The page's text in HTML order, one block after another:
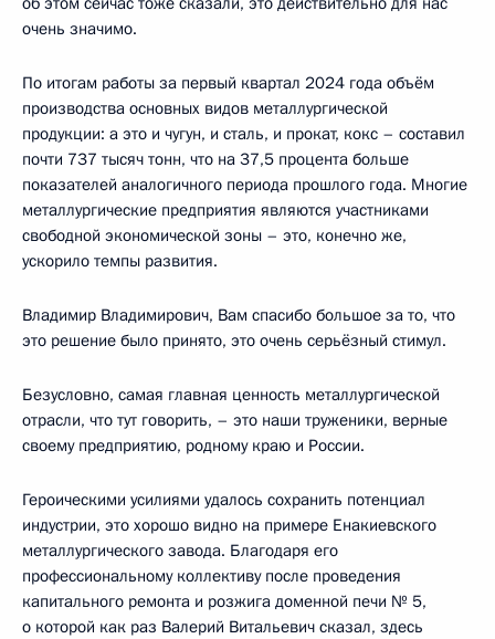
очень значимо.
По итогам работы за первый квартал 2024 года объём
производства основных видов металлургической
продукции: а это и чугун, и сталь, и прокат, кокс – составил
почти 737 тысяч тонн, что на 37,5 процента больше
показателей аналогичного периода прошлого года. Многие
металлургические предприятия являются участниками
свободной экономической зоны – это, конечно же,
ускорило темпы развития.
Владимир Владимирович, Вам спасибо большое за то, что
это решение было принято, это очень серьёзный стимул.
Безусловно, самая главная ценность металлургической
отрасли, что тут говорить, – это наши труженики, верные
своему предприятию, родному краю и России.
Героическими усилиями удалось сохранить потенциал
индустрии, это хорошо видно на примере Енакиевского
металлургического завода. Благодаря его
профессиональному коллективу после проведения
капитального ремонта и розжига доменной печи № 5,
о которой как раз Валерий Витальевич сказал, здесь